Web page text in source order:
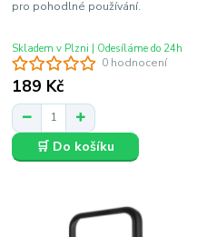
0 hodnocení
pro pohodlné používání.
189 Kč
Skladem v Plzni | Odesíláme do 24h
🛒 Do košíku